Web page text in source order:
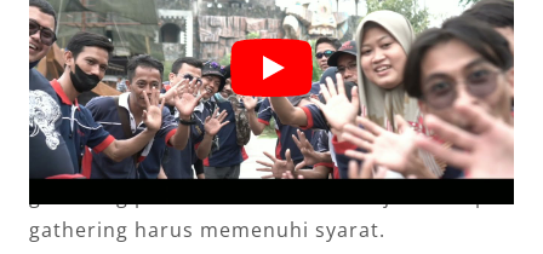
Di Jogja sendiri banyak menyajikan destinasi
yang cocok untuk agenda employee gathering
perusahaan. Demi kesuksesan agenda
gathering harus memenuhi syarat.